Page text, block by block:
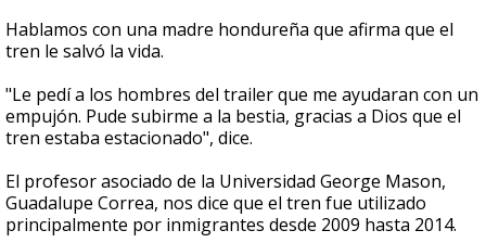
Hablamos con una madre hondureña que afirma que el
tren le salvó la vida.
"Le pedí a los hombres del trailer que me ayudaran con un
empujón. Pude subirme a la bestia, gracias a Dios que el
tren estaba estacionado", dice.
El profesor asociado de la Universidad George Mason,
Guadalupe Correa, nos dice que el tren fue utilizado
principalmente por inmigrantes desde 2009 hasta 2014.